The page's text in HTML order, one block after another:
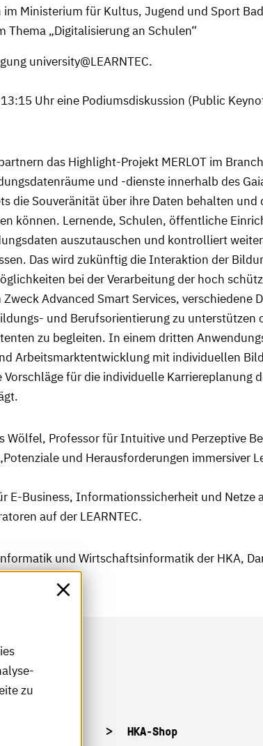
Ministerium für Kultus, Jugend und Sport
„Digitalisierung an Schulen“
university@LEARNTEC.
Uhr eine Podiumsdiskussion (Public
das Highlight-Projekt MERLOT im
und -dienste innerhalb des
die Souveränität über ihre Daten behalten und
können. Lernende, Schulen, öffentliche
auszutauschen und kontrolliert
Das wird zukünftig die Interaktion der
bei der Verarbeitung der hoch
Advanced Smart Services, verschiedene
und Berufsorientierung zu unterstützen
zu begleiten. In einem dritten
Arbeitsmarktentwicklung mit individuellen
für die individuelle Karriereplanung
Wölfel, Professor für Intuitive und Perzeptive
und Herausforderungen immersiver
E-Business, Informationssicherheit und
auf der LEARNTEC.
und Wirtschaftsinformatik der HKA,
HKA-Shop
zu